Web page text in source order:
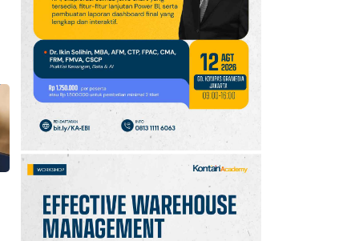
10 Promo JSM Superindo
7–9 Agustus 2026,
Minyak Goreng Rp37.900
hingga Buah Diskon 50%